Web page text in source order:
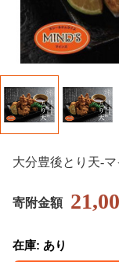
大分豊後とり天-マ
寄附金額
在庫: あり